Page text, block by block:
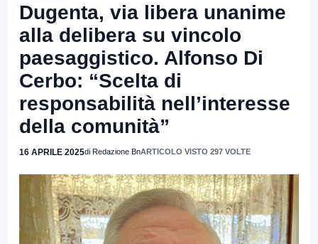
Dugenta, via libera unanime
alla delibera su vincolo
paesaggistico. Alfonso Di
Cerbo: “Scelta di
responsabilità nell’interesse
della comunità”
16 APRILE 2025di Redazione BnARTICOLO VISTO 297 VOLTE